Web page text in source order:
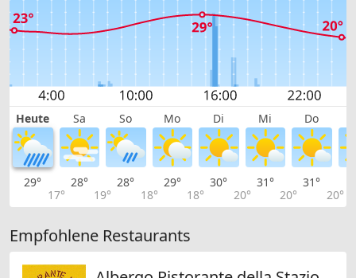
Heute Sa So Mo Di Mi Do
29°
17°
28°
19°
28°
18°
29°
18°
30°
20°
31°
20°
31°
20°
Empfohlene Restaurants